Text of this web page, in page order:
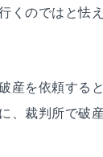
くのではと怯
産を依頼する
、裁判所で破